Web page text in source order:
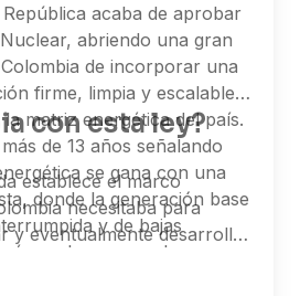
acaba de aprobar
abriendo una gran
de incorporar una
firme, limpia y escalable
matriz energética del país.
de 13 años señalando
se gana con una
donde la generación base
y de bajas
nuclear es esa base, y
paso.
con esta ley?
establece el marco
necesitaba para
y eventualmente desarrollar
Esto incluye la creación
la habilitación de